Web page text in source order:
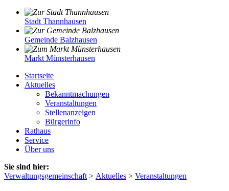
Stadt Thannhausen
Gemeinde Balzhausen
Markt Münsterhausen
Startseite
Aktuelles
Bekanntmachungen
Veranstaltungen
Stellenanzeigen
Bürgerinfo
Rathaus
Service
Über uns
Sie sind hier:
Verwaltungsgemeinschaft > Aktuelles > Veranstaltungen